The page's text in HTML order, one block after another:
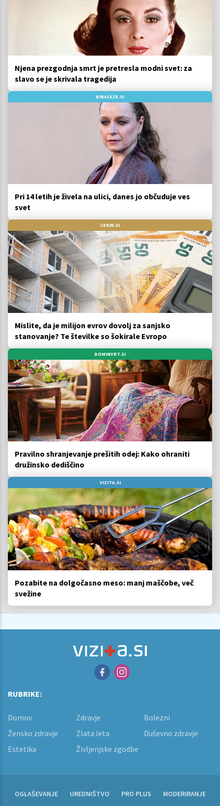
Njena prezgodnja smrt je pretresla modni svet: za
slavo se je skrivala tragedija
BIBALEZE.SI
Pri 14 letih je živela na ulici, danes jo občuduje ves
svet
CEKIN.SI
Mislite, da je milijon evrov dovolj za sanjsko
stanovanje? Te številke so šokirale Evropo
DOMINVRT.SI
Pravilno shranjevanje prešitih odej: Kako ohraniti
družinsko dediščino
VIZITA.SI
Pozabite na dolgočasno meso: manj maščobe, več
svežine
RUBRIKE:
Domov Zdravje
Bolezni
Žensko zdravje
Zlata leta
Duševno zdravje
Estetika
Življenjske zgodbe
OGLAŠEVANJE UREDNIŠTVO PRO PLUS MODERIRANJE